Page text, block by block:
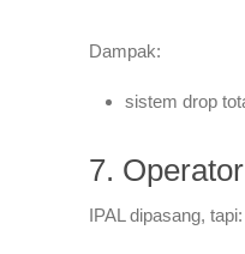
Dampak:
sistem drop
7.
IPAL dipasang, tapi: